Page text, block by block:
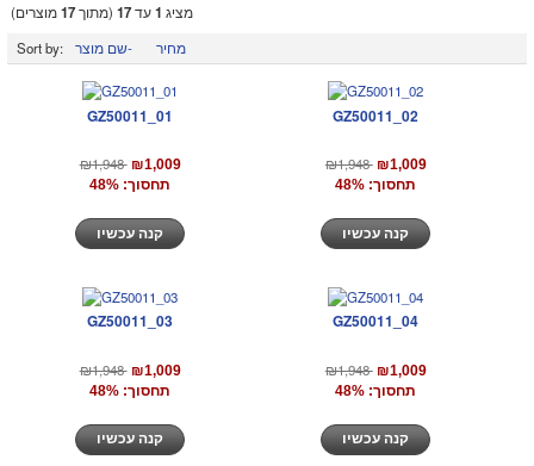
מציג 1עד17 (מתוך17מוצרים)
Sort by:
שם מוצר- מחיר
GZ50011_01
₪1,948 ₪1,009
תחסוך: 48%
GZ50011_02
₪1,948 ₪1,009
תחסוך: 48%
GZ50011_03
₪1,948 ₪1,009
תחסוך: 48%
GZ50011_04
₪1,948 ₪1,009
תחסוך: 48%